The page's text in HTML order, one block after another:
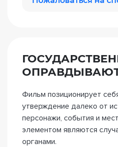
Фильм позиционирует
утверждение далеко от
персонажи, события и
элементом являются
органами.